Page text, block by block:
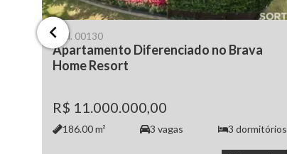
Cód. 00130
Apartamento Diferenciado no Brava
Home Resort
R$ 11.000.000,00
186.00m² 3 vagas 3 dormitórios